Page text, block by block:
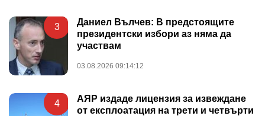
3
Даниел Вълчев: В предстоящите
президентски избори аз няма да
участвам
03.08.2026 09:14:12
4
АЯР издаде лицензия за извеждане
от експлоатация на трети и четвърти